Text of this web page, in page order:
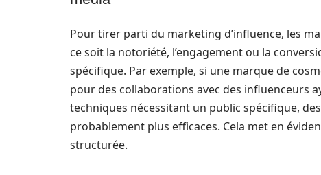
Pour tirer parti du marketing d’influence, les
ce soit la notoriété, l’engagement ou la
spécifique. Par exemple, si une marque de
pour des collaborations avec des influenceurs
techniques nécessitant un public spécifique,
probablement plus efficaces. Cela met en
structurée.